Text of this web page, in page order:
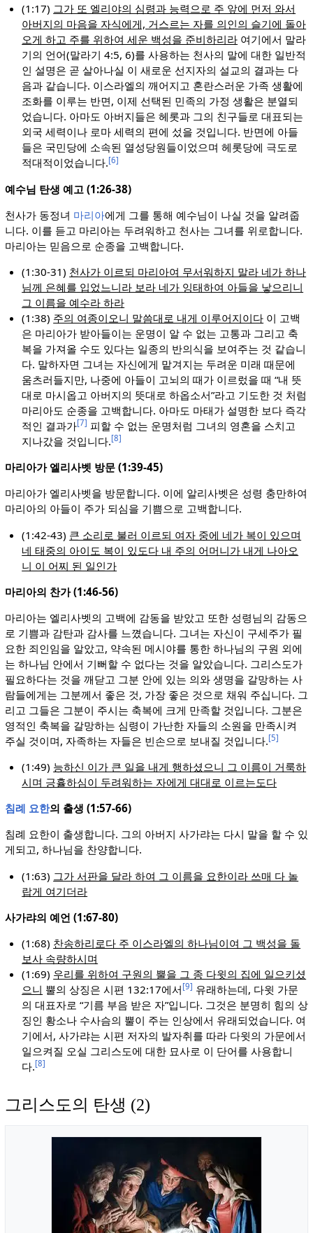
(1:17) 그가 또 엘리야의 심령과 능력으로 주 앞에 먼저 와서
아버지의 마음을 자식에게, 거스르는 자를 의인의 슬기에 돌아
오게 하고 주를 위하여 세운 백성을 준비하리라 여기에서 말라
기의 언어(말라기 4:5, 6)를 사용하는 천사의 말에 대한 일반적
인 설명은 곧 살아나실 이 새로운 선지자의 설교의 결과는 다
음과 같습니다. 이스라엘의 깨어지고 혼란스러운 가족 생활에
조화를 이루는 반면, 이제 선택된 민족의 가정 생활은 분열되
었습니다. 아마도 아버지들은 헤롯과 그의 친구들로 대표되는
외국 세력이나 로마 세력의 편에 섰을 것입니다. 반면에 아들
들은 국민당에 소속된 열성당원들이었으며 헤롯당에 극도로
적대적이었습니다.[6]
예수님 탄생 예고 (1:26-38)
천사가 동정녀 마리아에게 그를 통해 예수님이 나실 것을 알려줍
니다. 이를 듣고 마리아는 두려워하고 천사는 그녀를 위로합니다.
마리아는 믿음으로 순종을 고백합니다.
(1:30-31) 천사가 이르되 마리아여 무서워하지 말라 네가 하나
님께 은혜를 입었느니라 보라 네가 잉태하여 아들을 낳으리니
그 이름을 예수라 하라
(1:38) 주의 여종이오니 말씀대로 내게 이루어지이다 이 고백
은 마리아가 받아들이는 운명이 알 수 없는 고통과 그리고 축
복을 가져올 수도 있다는 일종의 반의식을 보여주는 것 같습니
다. 말하자면 그녀는 자신에게 맡겨지는 두려운 미래 때문에
움츠러들지만, 나중에 아들이 고뇌의 때가 이르렀을 때 “내 뜻
대로 마시옵고 아버지의 뜻대로 하옵소서”라고 기도한 것 처럼
마리아도 순종을 고백합니다. 아마도 마태가 설명한 보다 즉각
적인 결과가[7] 피할 수 없는 운명처럼 그녀의 영혼을 스치고
지나갔을 것입니다.[8]
마리아가 엘리사벳 방문 (1:39-45)
마리아가 엘리사벳을 방문합니다. 이에 알리사벳은 성령 충만하여
마리아의 아들이 주가 되심을 기쁨으로 고백합니다.
(1:42-43) 큰 소리로 불러 이르되 여자 중에 네가 복이 있으며
네 태중의 아이도 복이 있도다 내 주의 어머니가 내게 나아오
니 이 어찌 된 일인가
마리아의 찬가 (1:46-56)
마리아는 엘리사벳의 고백에 감동을 받았고 또한 성령님의 감동으
로 기쁨과 감탄과 감사를 느꼈습니다. 그녀는 자신이 구세주가 필
요한 죄인임을 알았고, 약속된 메시야를 통한 하나님의 구원 외에
는 하나님 안에서 기뻐할 수 없다는 것을 알았습니다. 그리스도가
필요하다는 것을 깨닫고 그분 안에 있는 의와 생명을 갈망하는 사
람들에게는 그분께서 좋은 것, 가장 좋은 것으로 채워 주십니다. 그
리고 그들은 그분이 주시는 축복에 크게 만족할 것입니다. 그분은
영적인 축복을 갈망하는 심령이 가난한 자들의 소원을 만족시켜
주실 것이며, 자족하는 자들은 빈손으로 보내질 것입니다.[5]
(1:49) 능하신 이가 큰 일을 내게 행하셨으니 그 이름이 거룩하
시며 긍휼하심이 두려워하는 자에게 대대로 이르는도다
침례 요한의 출생 (1:57-66)
침례 요한이 출생합니다. 그의 아버지 사가랴는 다시 말을 할 수 있
게되고, 하나님을 찬양합니다.
(1:63) 그가 서판을 달라 하여 그 이름을 요한이라 쓰매 다 놀
랍게 여기더라
사가랴의 예언 (1:67-80)
(1:68) 찬송하리로다 주 이스라엘의 하나님이여 그 백성을 돌
보사 속량하시며
(1:69) 우리를 위하여 구원의 뿔을 그 종 다윗의 집에 일으키셨
으니 뿔의 상징은 시편 132:17에서 [9] 유래하는데, 다윗 가문
의 대표자로 “기름 부음 받은 자”입니다. 그것은 분명히 힘의 상
징인 황소나 수사슴의 뿔이 주는 인상에서 유래되었습니다. 여
기에서, 사가랴는 시편 저자의 발자취를 따라 다윗의 가문에서
일으켜질 오실 그리스도에 대한 묘사로 이 단어를 사용합니
다.[8]
그리스도의 탄생 (2)